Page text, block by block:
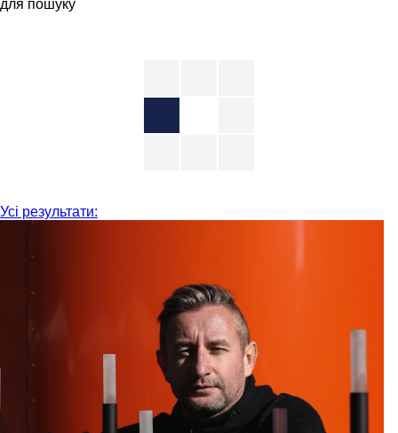
для пошуку
Усі результати: